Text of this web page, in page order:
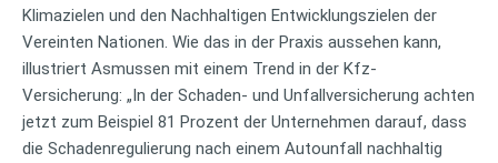
Klimazielen und den Nachhaltigen Entwicklungszielen der
Vereinten Nationen. Wie das in der Praxis aussehen kann,
illustriert Asmussen mit einem Trend in der Kfz-
Versicherung: „In der Schaden- und Unfallversicherung achten
jetzt zum Beispiel 81 Prozent der Unternehmen darauf, dass
die Schadenregulierung nach einem Autounfall nachhaltig